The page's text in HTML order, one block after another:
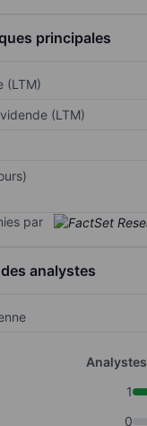
principales
(LTM)
(LTM)
par
analystes
Analystes
1
0